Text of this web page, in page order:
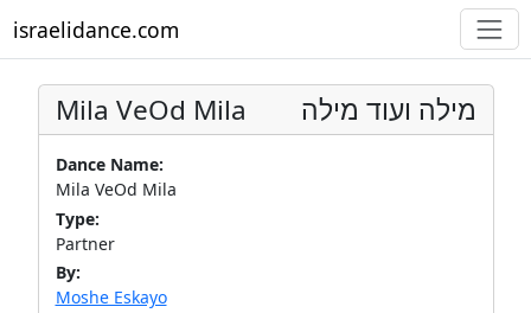
israelidance.com
Mila VeOd Mila מילה ועוד מילה
Dance Name:
Mila VeOd Mila
Type:
Partner
By:
Moshe Eskayo